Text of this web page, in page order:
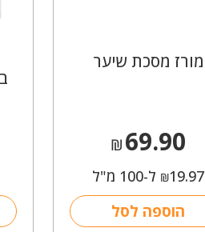
מורז מסכת שיער
₪69.90
₪19.97 ל-100 מ"ל
הוספה לסל